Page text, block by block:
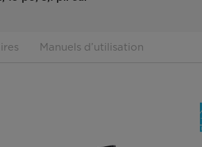
Manuels d’utilisation